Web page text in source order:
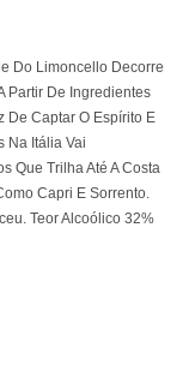
Do Limoncello Decorre
Partir De Ingredientes
De Captar O Espírito E
Na Itália Vai
Que Trilha Até A Costa
Capri E Sorrento.
Teor Alcoólico 32%